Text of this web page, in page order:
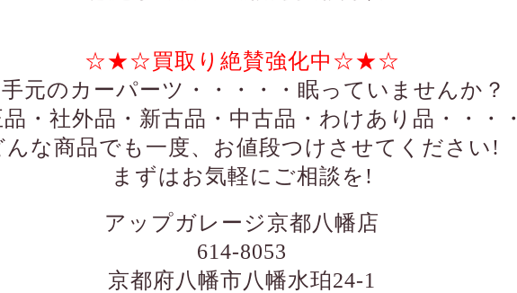
☆★☆買取り絶賛強化中☆★☆
元のカーパーツ・・・・・眠っていませんか？
・社外品・新古品・中古品・わけあり品・・・・
んな商品でも一度、お値段つけさせてください!
まずはお気軽にご相談を!
アップガレージ京都八幡店
614-8053
京都府八幡市八幡水珀24-1